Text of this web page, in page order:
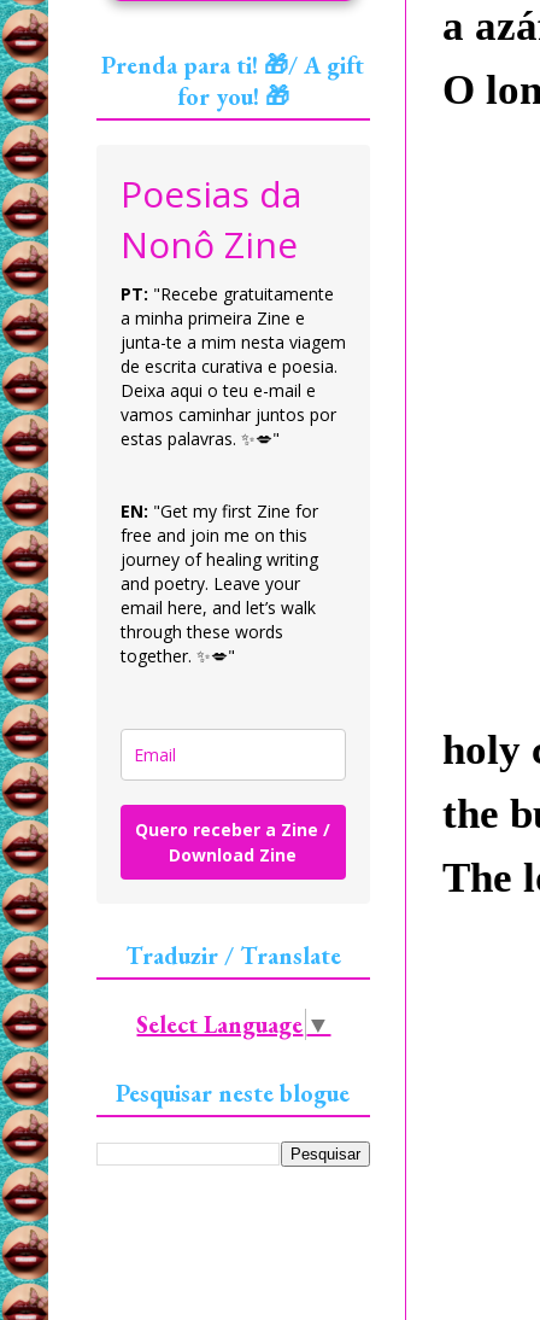
a
O
holy
the
The
Prenda para ti! 🎁/ A gift
for you! 🎁
Poesias da
Nonô Zine
PT: "Recebe gratuitamente
a minha primeira Zine e
junta-te a mim nesta viagem
de escrita curativa e poesia.
Deixa aqui o teu e-mail e
vamos caminhar juntos por
estas palavras. ✨💋"
EN: "Get my first Zine for
free and join me on this
journey of healing writing
and poetry. Leave your
email here, and let’s walk
through these words
together. ✨💋"
Quero receber a Zine /
Download Zine
Traduzir / Translate
Select Language ▼
Pesquisar neste blogue